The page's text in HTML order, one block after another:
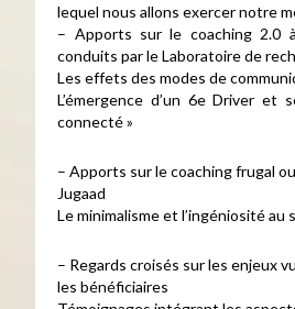
lequel nous allons exercer notre
– Apports sur le coaching 2.0
conduits par le Laboratoire de
Les effets des modes de
L’émergence d’un 6e Driver et
connecté »
– Apports sur le coaching frugal
Jugaad
Le minimalisme et l’ingéniosité au
– Regards croisés sur les enjeux
les bénéficiaires